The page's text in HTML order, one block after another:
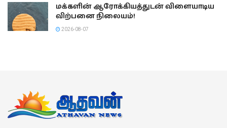
மக்களின் ஆரோக்கியத்துடன் விளையாடிய
விற்பனை நிலையம்!
2026-08-07